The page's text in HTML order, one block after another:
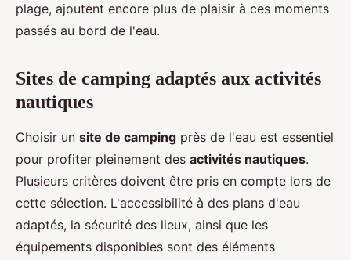
plage, ajoutent encore plus de plaisir à ces moments
passés au bord de l'eau.
Sites de camping adaptés aux activités
nautiques
Choisir un site de camping près de l'eau est essentiel
pour profiter pleinement des activités nautiques.
Plusieurs critères doivent être pris en compte lors de
cette sélection. L'accessibilité à des plans d'eau
adaptés, la sécurité des lieux, ainsi que les
équipements disponibles sont des éléments